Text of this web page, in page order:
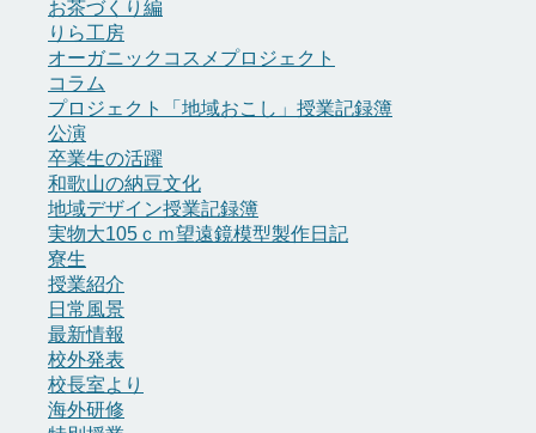
お茶づくり編
りら工房
オーガニックコスメプロジェクト
コラム
プロジェクト「地域おこし」授業記録簿
公演
卒業生の活躍
和歌山の納豆文化
地域デザイン授業記録簿
実物大105ｃｍ望遠鏡模型製作日記
寮生
授業紹介
日常風景
最新情報
校外発表
校長室より
海外研修